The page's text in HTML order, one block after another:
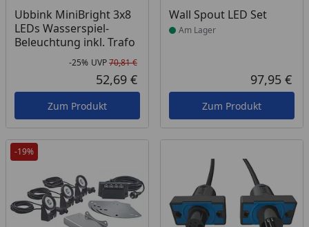
Ubbink MiniBright 3x8
LEDs Wasserspiel-
Beleuchtung inkl. Trafo
Rabatt in Prozent
-25%
Ursprünglicher Preis
UVP70,81 €
Aktueller Preis
52,69 €
Zum Produkt
Wall Spout LED Set
Produkt am Lager
Am Lager
97,95 €
Zum Produkt
-19%